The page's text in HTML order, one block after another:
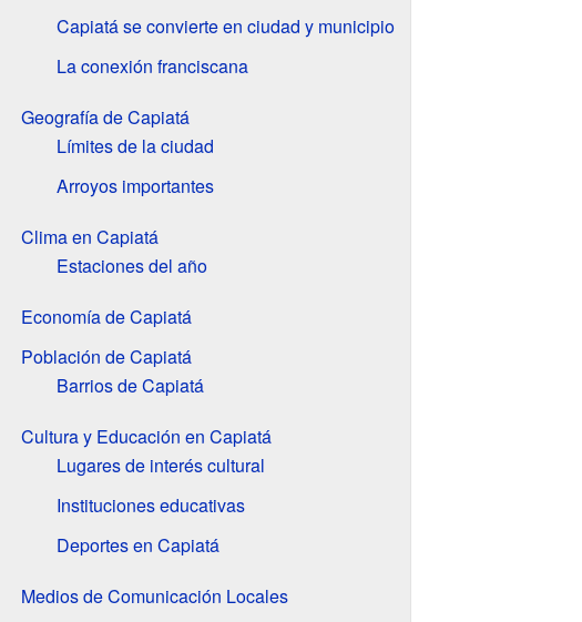
Capiatá se convierte en ciudad y municipio
La conexión franciscana
Geografía de Capiatá
Límites de la ciudad
Arroyos importantes
Clima en Capiatá
Estaciones del año
Economía de Capiatá
Población de Capiatá
Barrios de Capiatá
Cultura y Educación en Capiatá
Lugares de interés cultural
Instituciones educativas
Deportes en Capiatá
Medios de Comunicación Locales